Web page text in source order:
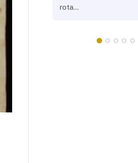
rota…